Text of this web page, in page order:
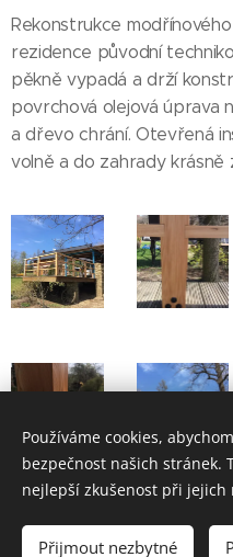
Rekonstrukce
rezidence původní
pěkně vypadá a drží
povrchová olejová úprava
a dřevo chrání. Otevřená
volně a do zahrady krásně
Používáme cookies,
bezpečnost našich stránek.
nejlepší zkušenost při jejich
Přijmout nezbytné